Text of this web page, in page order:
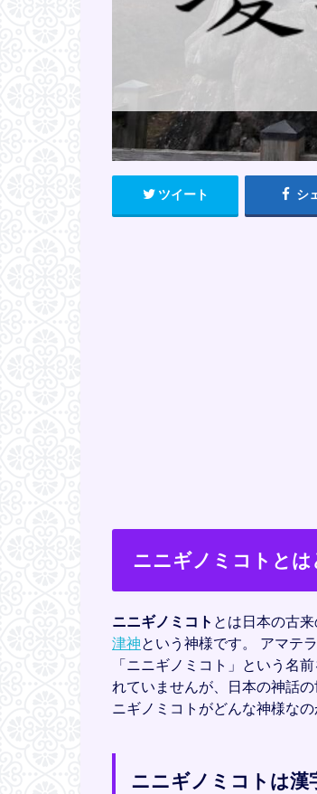
ツイート シ
ニニギノミコトとは
ニニギノミコト とは日本の古
津神という神様です。 アマテ
「ニニギノミコト」という名
れていませんが、日本の神話
ニギノミコトがどんな神様なの
ニニギノミコトは漢